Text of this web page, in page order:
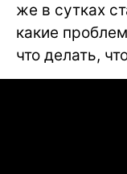
же в сутках
какие
что делать,